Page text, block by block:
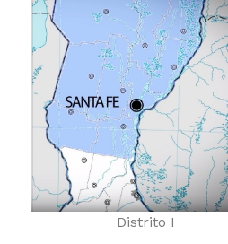
Distrito I